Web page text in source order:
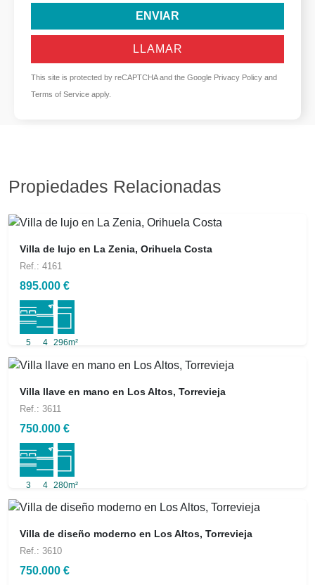
ENVIAR
LLAMAR
This site is protected by reCAPTCHA and the Google Privacy Policy and
Terms of Service apply.
Propiedades Relacionadas
Villa de lujo en La Zenia, Orihuela Costa
Ref.: 4161
895.000 €
5 4 296m²
Villa llave en mano en Los Altos, Torrevieja
Ref.: 3611
750.000 €
3 4 280m²
Villa de diseño moderno en Los Altos, Torrevieja
Ref.: 3610
750.000 €